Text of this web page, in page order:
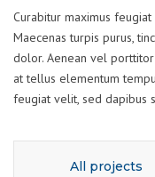
Curabitur maximus
Maecenas turpis purus,
dolor. Aenean vel
at tellus elementum
feugiat velit, sed dapibus
All projects